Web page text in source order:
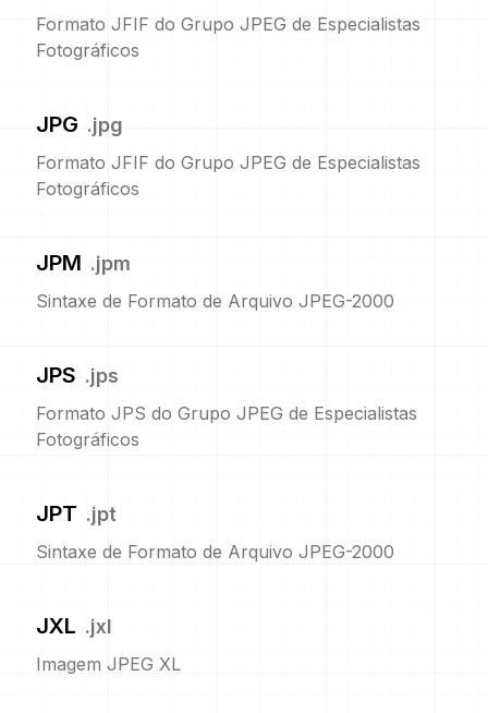
Formato JFIF do Grupo JPEG de Especialistas
Fotográficos
JPG .jpg
Formato JFIF do Grupo JPEG de Especialistas
Fotográficos
JPM .jpm
Sintaxe de Formato de Arquivo JPEG-2000
JPS .jps
Formato JPS do Grupo JPEG de Especialistas
Fotográficos
JPT .jpt
Sintaxe de Formato de Arquivo JPEG-2000
JXL .jxl
Imagem JPEG XL